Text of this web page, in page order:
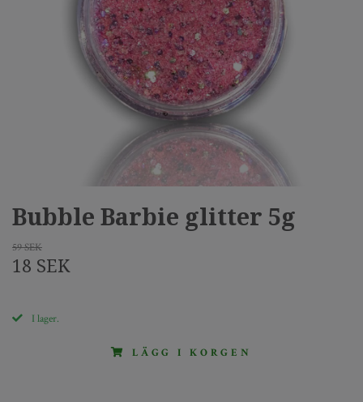
Bubble Barbie glitter 5g
59 SEK
18 SEK
I lager.
LÄGG I KORGEN